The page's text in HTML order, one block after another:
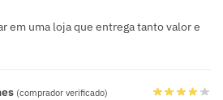
em uma loja que entrega tanto valor e
(comprador verificado)